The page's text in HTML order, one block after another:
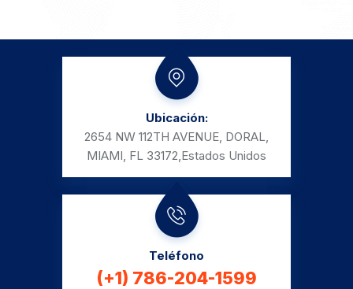
Ubicación:
2654 NW 112TH AVENUE, DORAL,
MIAMI, FL 33172, Estados Unidos
Teléfono
(+1) 786-204-1599